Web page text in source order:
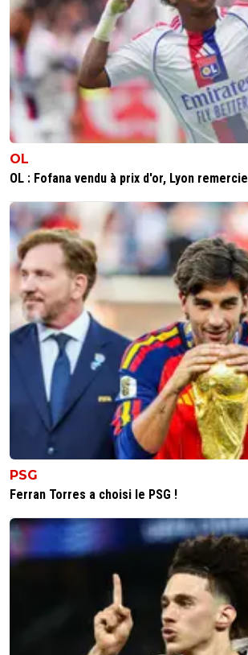
OL
OL : Fofana vendu à prix d'or, Lyon
PSG
Ferran Torres a choisi le PSG !